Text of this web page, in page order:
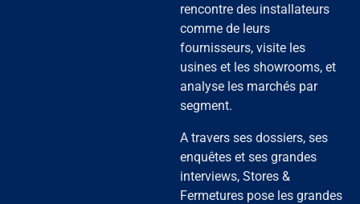
rencontre des installateurs
comme de leurs
fournisseurs, visite les
usines et les showrooms, et
analyse les marchés par
segment.
A travers ses dossiers, ses
enquêtes et ses grandes
interviews, Stores &
Fermetures pose les grandes